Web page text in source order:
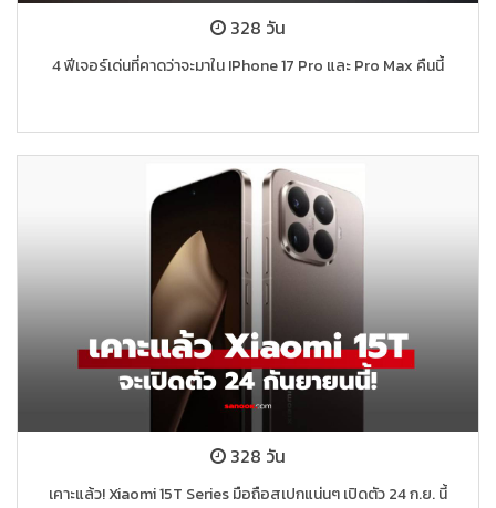
328 วัน
4 ฟีเจอร์เด่นที่คาดว่าจะมาใน IPhone 17 Pro และ Pro Max คืนนี้
328 วัน
เคาะแล้ว! Xiaomi 15T Series มือถือสเปกแน่นๆ เปิดตัว 24 ก.ย. นี้